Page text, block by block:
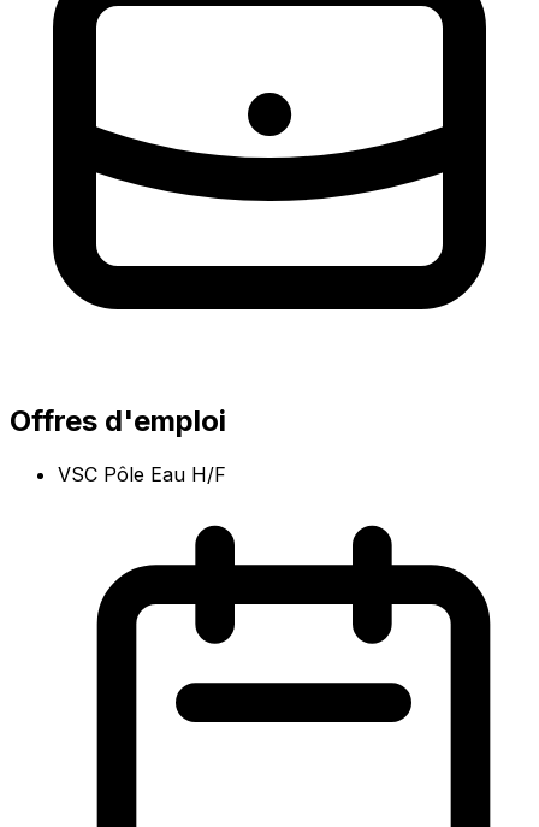
Offres d'emploi
VSC Pôle Eau H/F